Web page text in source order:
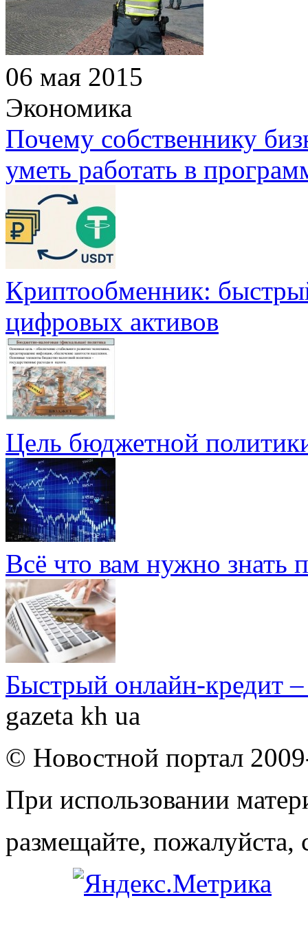
06 мая 2015
Экономика
Почему собственнику
уметь работать в
Криптообменник:
цифровых активов
Цель бюджетной
Всё что вам нужно знать
Быстрый онлайн-кредит
gazeta kh ua
© Новостной портал
При использовании
размещайте, пожалуйста,